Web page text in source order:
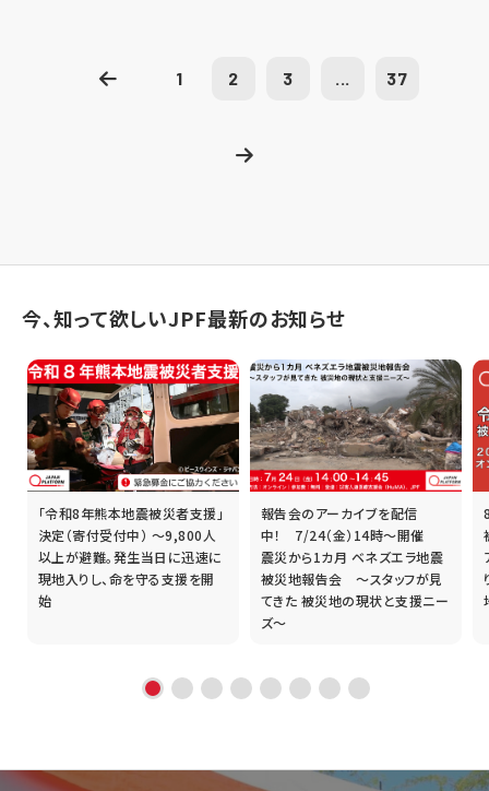
1 2 3 ... 37
今、知って欲しいJPF最新のお知らせ
「令和8年熊本地震被災者支援」
決定（寄付受付中） ～9,800人
以上が避難。発生当日に迅速に
現地入りし、命を守る支援を開
始
報告会のアーカイブを配信
中！ 7/24（金）14時～開催
震災から1カ月 ベネズエラ地震
被災地報告会 ～スタッフが見
てきた 被災地の現状と支援ニー
ズ～